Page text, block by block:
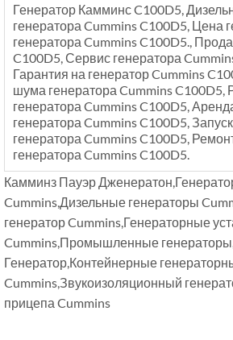
Генератор Камминс C100D5,
генератора Cummins C100D5, Цена
генератора Cummins C100D5.,
C100D5, Сервис генератора
Гарантия на генератор Cummins
шума генератора Cummins C100D5,
генератора Cummins C100D5,
генератора Cummins C100D5,
генератора Cummins C100D5,
генератора Cummins C100D5.
Камминз Пауэр
Cummins,Дизельные генераторы
генератор Cummins,Генераторные
Cummins,Промышленные
Генератор,Контейнерные
Cummins,Звукоизоляционный
прицепа Cummins